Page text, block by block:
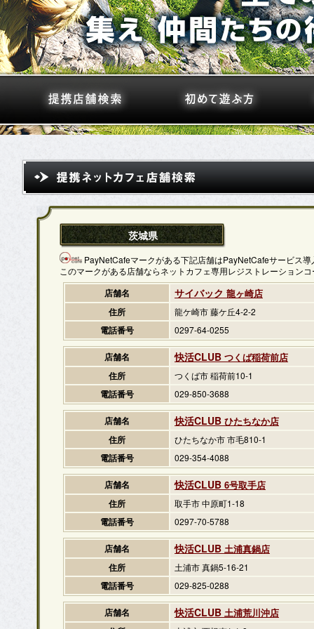
茨城県
PayNetCafeマークがある下記店舗はPayNetCafeサービス導
このマークがある店舗ならネットカフェ専用レジストレーション
店舗名 サイバック 龍ヶ崎店
住所 龍ケ崎市 藤ケ丘4-2-2
電話番号 0297-64-0255
店舗名 快活CLUB つくば稲荷前店
住所 つくば市 稲荷前10-1
電話番号 029-850-3688
店舗名 快活CLUB ひたちなか店
住所 ひたちなか市 市毛810-1
電話番号 029-354-4088
店舗名 快活CLUB 6号取手店
住所 取手市 中原町1-18
電話番号 0297-70-5788
店舗名 快活CLUB 土浦真鍋店
住所 土浦市 真鍋5-16-21
電話番号 029-825-0288
店舗名 快活CLUB 土浦荒川沖店